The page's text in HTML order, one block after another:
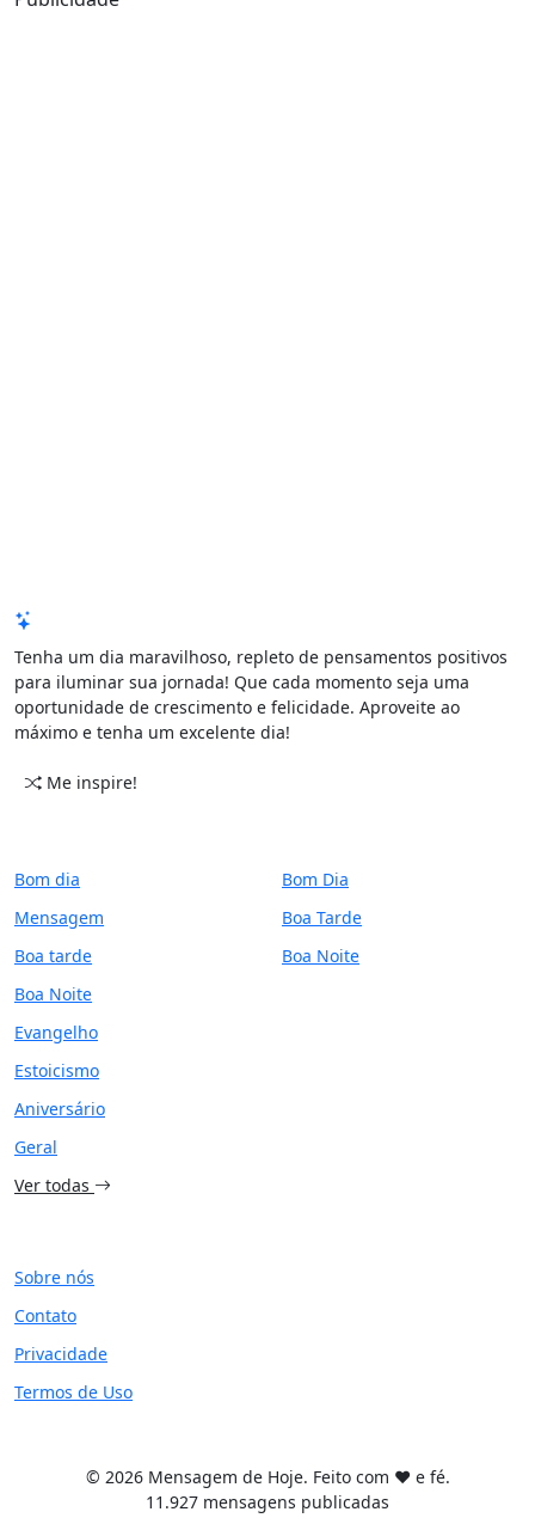
Tenha um dia maravilhoso, repleto de pensamentos positivos
para iluminar sua jornada! Que cada momento seja uma
oportunidade de crescimento e felicidade. Aproveite ao
máximo e tenha um excelente dia!
Me inspire!
Bom dia
Mensagem
Boa tarde
Boa Noite
Evangelho
Estoicismo
Aniversário
Geral
Ver todas
Bom Dia
Boa Tarde
Boa Noite
Sobre nós
Contato
Privacidade
Termos de Uso
© 2026 Mensagem de Hoje. Feito com ❤️ e fé.
11.927 mensagens publicadas